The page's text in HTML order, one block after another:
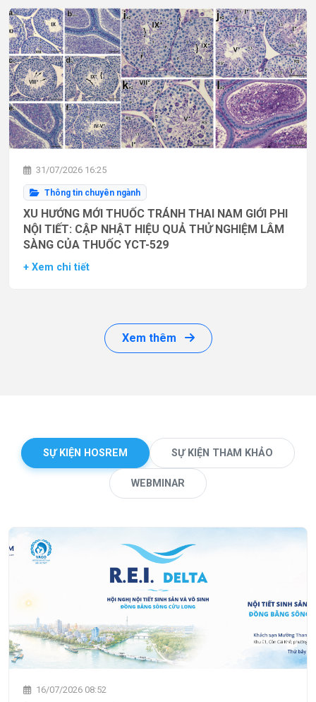
31/07/2026 16:25
Thông tin chuyên ngành
XU HƯỚNG MỚI THUỐC TRÁNH THAI NAM GIỚI PHI
NỘI TIẾT: CẬP NHẬT HIỆU QUẢ THỬ NGHIỆM LÂM
SÀNG CỦA THUỐC YCT-529
+ Xem chi tiết
Xem thêm
SỰ KIỆN HOSREM SỰ KIỆN THAM KHẢO
WEBMINAR
16/07/2026 08:52